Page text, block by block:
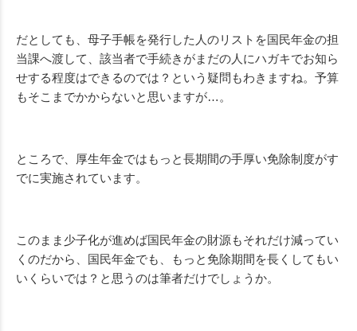
だとしても、母子手帳を発行した人のリストを国民年金の担
当課へ渡して、該当者で手続きがまだの人にハガキでお知ら
せする程度はできるのでは？という疑問もわきますね。予算
もそこまでかからないと思いますが…。
ところで、厚生年金ではもっと長期間の手厚い免除制度がす
でに実施されています。
このまま少子化が進めば国民年金の財源もそれだけ減ってい
くのだから、国民年金でも、もっと免除期間を長くしてもい
いくらいでは？と思うのは筆者だけでしょうか。